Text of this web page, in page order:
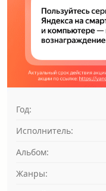
Год:
Исполнитель:
Альбом:
Жанры: